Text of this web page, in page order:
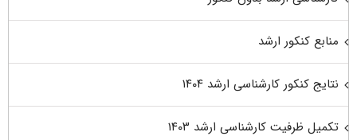
منابع کنکور ارشد
نتایج کنکور کارشناسی ارشد ۱۴۰۴
تکمیل ظرفیت کارشناسی ارشد ۱۴۰۳